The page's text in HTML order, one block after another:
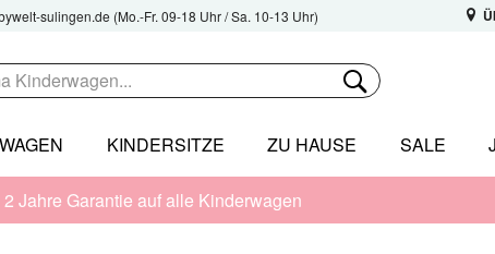
sulingen.de (Mo.-Fr. 09-18 Uhr / Sa. 10-13 Uhr)
KINDERSITZE ZU HAUSE SALE
2 Jahre Garantie auf alle Kinderwagen